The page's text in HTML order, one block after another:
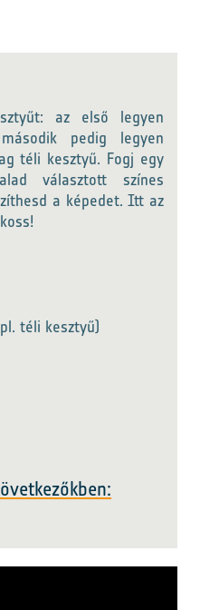
az első legyen
pedig legyen
téli kesztyű. Fogj egy
választott színes
a képedet. Itt az
téli kesztyű)